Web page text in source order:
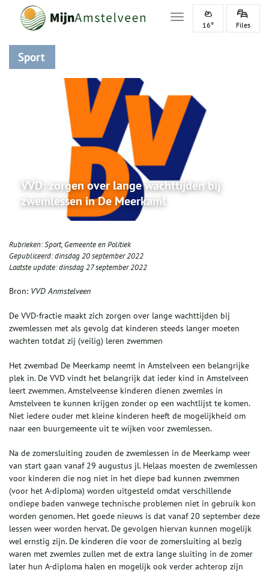
Toggle navigation
16° Files
Sport
VVD: zorgen over lange wachttijden bij
zwemlessen in De Meerkaml
Rubrieken:Sport, Gemeente en Politiek
Gepubliceerd:dinsdag 20 september 2022
Laatste update:dinsdag 27 september 2022
Bron: VVD Anmstelveen
De VVD-fractie maakt zich zorgen over lange wachttijden bij
zwemlessen met als gevolg dat kinderen steeds langer moeten
wachten totdat zij (veilig) leren zwemmen
Het zwembad De Meerkamp neemt in Amstelveen een belangrijke
plek in. De VVD vindt het belangrijk dat ieder kind in Amstelveen
leert zwemmen. Amstelveense kinderen dienen zwemles in
Amstelveen te kunnen krijgen zonder op een wachtlijst te komen.
Niet iedere ouder met kleine kinderen heeft de mogelijkheid om
naar een buurgemeente uit te wijken voor zwemlessen.
Na de zomersluiting zouden de zwemlessen in de Meerkamp weer
van start gaan vanaf 29 augustus jl. Helaas moesten de zwemlessen
voor kinderen die nog niet in het diepe bad kunnen zwemmen
(voor het A-diploma) worden uitgesteld omdat verschillende
ondiepe baden vanwege technische problemen niet in gebruik kon
worden genomen. Het goede nieuws is dat vanaf 20 september deze
lessen weer worden hervat. De gevolgen hiervan kunnen mogelijk
wel ernstig zijn. De kinderen die voor de zomersluiting al bezig
waren met zwemles zullen met de extra lange sluiting in de zomer
later hun A-diploma halen en mogelijk ook verder achterop zijn